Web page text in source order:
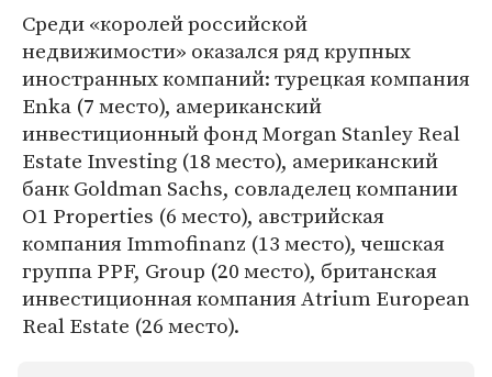
Среди «королей российской
недвижимости» оказался ряд крупных
иностранных компаний: турецкая компания
Enka (7 место), американский
инвестиционный фонд Morgan Stanley Real
Estate Investing (18 место), американский
банк Goldman Sachs, совладелец компании
O1 Properties (6 место), австрийская
компания Immofinanz (13 место), чешская
группа PPF, Group (20 место), британская
инвестиционная компания Atrium European
Real Estate (26 место).